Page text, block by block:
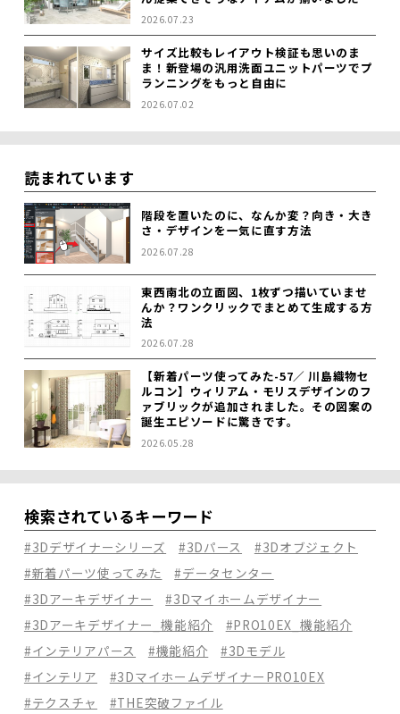
2026.07.23
サイズ比較もレイアウト検証も思いのま
ま！新登場の汎用洗面ユニットパーツでプ
ランニングをもっと自由に
2026.07.02
読まれています
階段を置いたのに、なんか変？向き・大き
さ・デザインを一気に直す方法
2026.07.28
東西南北の立面図、1枚ずつ描いていませ
んか？ワンクリックでまとめて生成する方
法
2026.07.28
【新着パーツ使ってみた-57／ 川島織物セ
ルコン】ウィリアム・モリスデザインのフ
ァブリックが追加されました。その図案の
誕生エピソードに驚きです。
2026.05.28
検索されているキーワード
#3Dデザイナーシリーズ #3Dパース
#3Dオブジェクト
#新着パーツ使ってみた
#データセンター
#3Dアーキデザイナー
#3Dマイホームデザイナー
#3Dアーキデザイナー_機能紹介
#PRO10EX_機能紹介
#インテリアパース
#機能紹介
#3Dモデル
#インテリア
#3DマイホームデザイナーPRO10EX
#テクスチャ
#THE突破ファイル